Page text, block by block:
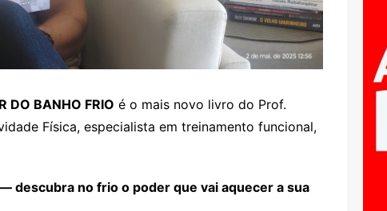
DO BANHO FRIO é o mais novo livro do Prof.
Física, especialista em treinamento funcional,
descubra no frio o poder que vai aquecer a sua